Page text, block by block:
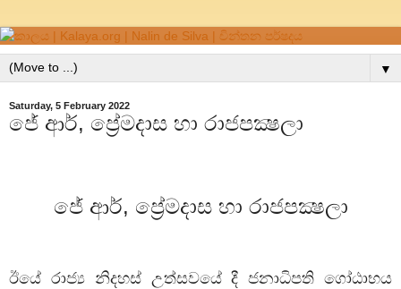
▼
Saturday, 5 February 2022
ජේ ආර්, ප්‍රේමදාස හා රාජපක්‍ෂලා
ජේ ආර්, ප්‍රේමදාස හා රාජපක්‍ෂලා
ඊයේ රාජ්‍ය නිදහස් උත්සවයේ දී ජනාධිපති ගෝඨාභය